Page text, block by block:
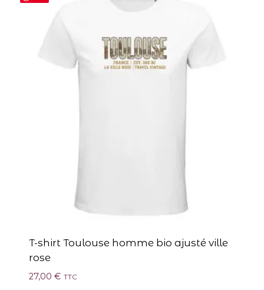
T-shirt Toulouse homme bio ajusté ville
rose
27,00 € TTC